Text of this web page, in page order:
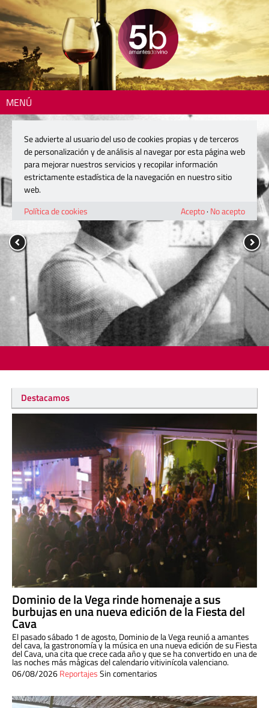
MENÚ
Destacamos
Dominio de la Vega rinde homenaje a sus
burbujas en una nueva edición de la Fiesta del
Cava
El pasado sábado 1 de agosto, Dominio de la Vega reunió a amantes
del cava, la gastronomía y la música en una nueva edición de su Fiesta
del Cava, una cita que crece cada año y que se ha convertido en una de
las noches más mágicas del calendario vitivinícola valenciano.
06/08/2026ReportajesSin comentarios
Se advierte al usuario del uso de cookies propias y de terceros
de personalización y de análisis al navegar por esta página web
para mejorar nuestros servicios y recopilar información
estrictamente estadística de la navegación en nuestro sitio
web.
Política de cookies
Acepto· No acepto